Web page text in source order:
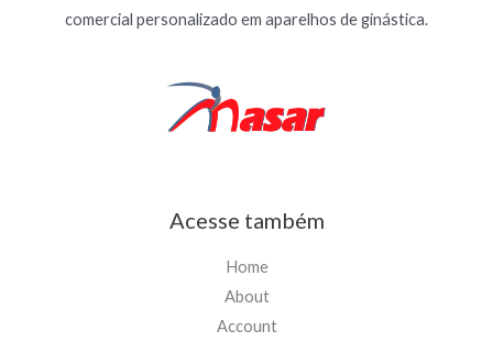
comercial personalizado em aparelhos de ginástica.
Acesse também
Home
About
Account